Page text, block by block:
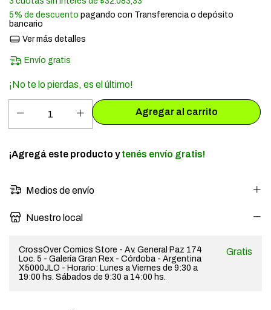
5% de descuento pagando con Transferencia o depósito
bancario
Ver más detalles
Envío gratis
¡No te lo pierdas, es el último!
¡Agregá este producto ytenés envío gratis!
Medios de envío
Nuestro local
CrossOver Comics Store - Av. General Paz 174
Loc. 5 - Galería Gran Rex - Córdoba - Argentina
X5000JLO - Horario: Lunes a Viernes de 9:30 a
19:00 hs. Sábados de 9:30 a 14:00 hs.
Gratis